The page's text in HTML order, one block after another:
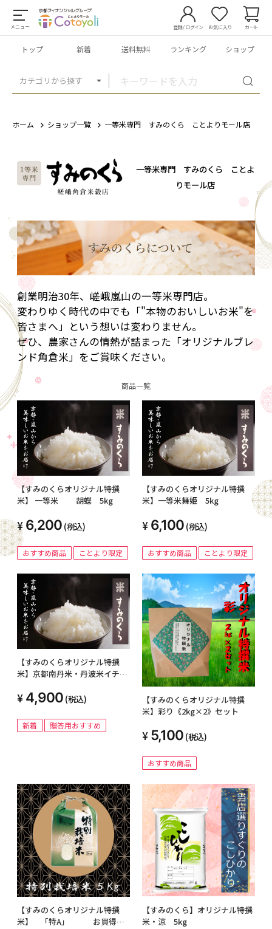
メニュー
カテゴリから探す
登録/ログイン お気に入り カート
トップ 新着 送料無料 ランキング ショップ
ホーム ショップ一覧 一等米専門 すみのくら ことよりモール店
一等米専門 すみのくら ことよ
りモール店
創業明治30年、嵯峨嵐山の一等米専門店。
変わりゆく時代の中でも「"本物のおいしいお米"を
皆さまへ」という想いは変わりません。
ぜひ、農家さんの情熱が詰まった「オリジナルブレ
ンド角倉米」をご賞味ください。
商品一覧
【すみのくらオリジナル特撰
米】 一等米 胡蝶 5kg
6,200 (税込)
おすすめ商品 ことより限定
【すみのくらオリジナル特撰
米】一等米舞姫 5kg
6,100 (税込)
おすすめ商品 ことより限定
【すみのくらオリジナル特撰
米】京都南丹米・丹波米イチオ
4,900 (税込)
新着 贈答用おすすめ
【すみのくらオリジナル特撰
米】彩り《2kg×2》セット
5,100 (税込)
おすすめ商品
【すみのくらオリジナル特撰
米】 「特A」 お買得
【すみのくら】オリジナル特撰
米・涼 5kg